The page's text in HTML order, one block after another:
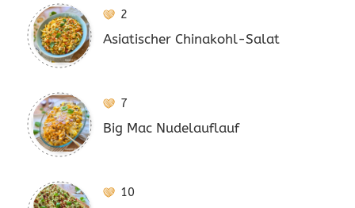
2
Asiatischer Chinakohl-Salat
7
Big Mac Nudelauflauf
10